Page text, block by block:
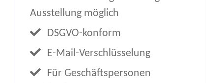
Ausstellung möglich
DSGVO-konform
E-Mail-Verschlüsselung
Für Geschäftspersonen